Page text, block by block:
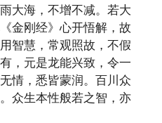
大海，不增不减。若大
金刚经》心开悟解，故
智慧，常观照故，不假
，元是龙能兴致，令一
情，悉皆蒙润。百川众
众生本性般若之智，亦